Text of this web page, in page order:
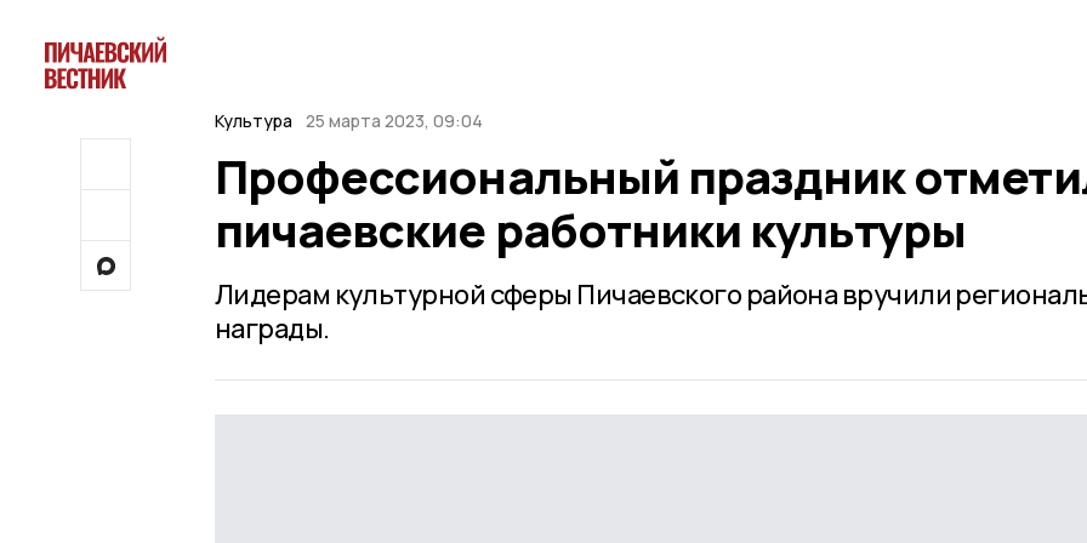
Культура 25 марта 2023, 09:04
Профессиональный праздник
пичаевские работники культуры
Лидерам культурной сферы Пичаевского района вручили
награды.